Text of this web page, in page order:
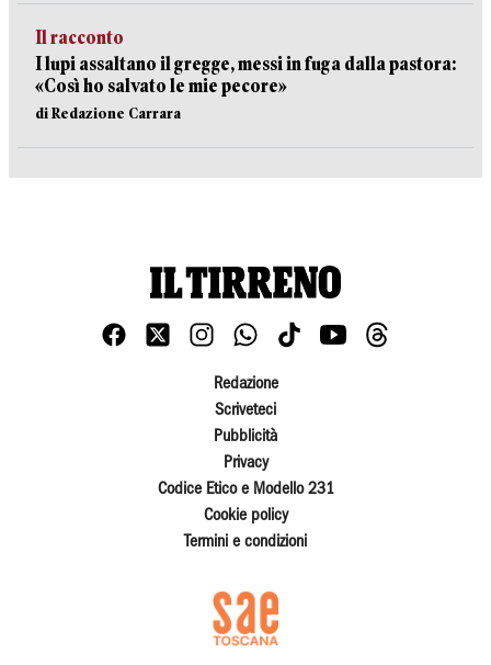
Il racconto
I lupi assaltano il gregge, messi in fuga dalla pastora:
«Così ho salvato le mie pecore»
di Redazione Carrara
Redazione
Scriveteci
Pubblicità
Privacy
Codice Etico e Modello 231
Cookie policy
Termini e condizioni